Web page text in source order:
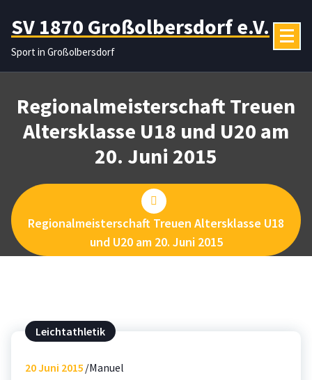
Inhalt
springen
SV 1870 Großolbersdorf e.V.
Sport in Großolbersdorf
Regionalmeisterschaft Treuen
Altersklasse U18 und U20 am
20. Juni 2015
Regionalmeisterschaft Treuen Altersklasse U18
und U20 am 20. Juni 2015
Leichtathletik
20Juni 2015 Manuel